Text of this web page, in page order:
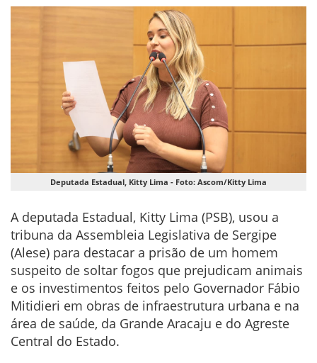
Deputada Estadual, Kitty Lima - Foto: Ascom/Kitty Lima
A deputada Estadual, Kitty Lima (PSB), usou a
tribuna da Assembleia Legislativa de Sergipe
(Alese) para destacar a prisão de um homem
suspeito de soltar fogos que prejudicam animais
e os investimentos feitos pelo Governador Fábio
Mitidieri em obras de infraestrutura urbana e na
área de saúde, da Grande Aracaju e do Agreste
Central do Estado.